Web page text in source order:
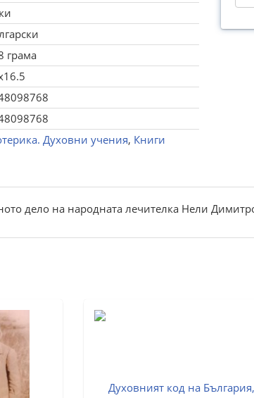
грама
Духовни учения, Книги
дело на народната лечителка Нели